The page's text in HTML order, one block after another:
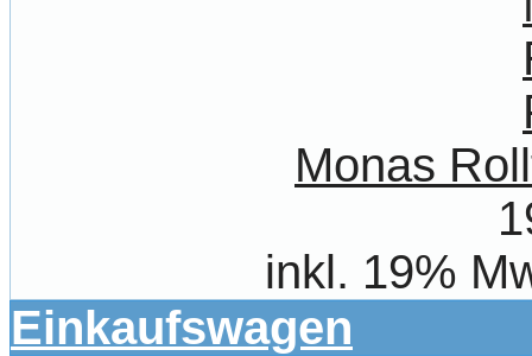
Monas
inkl. 19%
Einkaufswagen